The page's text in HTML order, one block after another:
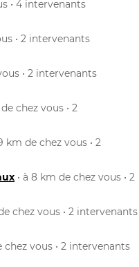
• 4 intervenants
• 2 intervenants
• 2 intervenants
chez vous • 2
km de chez vous • 2
• à 8 km de chez vous • 2
chez vous • 2 intervenants
chez vous • 2 intervenants